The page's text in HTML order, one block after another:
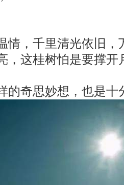
情，千里清光依旧
，这桂树怕是要撑开
的奇思妙想，也是十